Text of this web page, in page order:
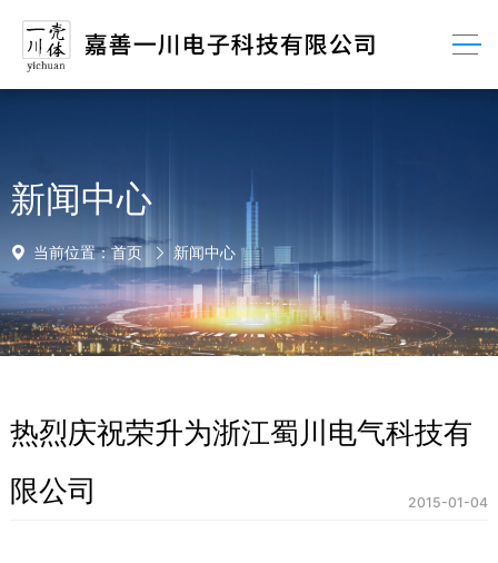
新闻中心
当前位置：首页 新闻中心
热烈庆祝荣升为浙江蜀川电气科技有
限公司
2015-01-04